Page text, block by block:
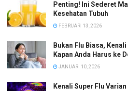
Penting! Ini Sederet
Kesehatan Tubuh
FEBRUARI 13, 2026
Bukan Flu Biasa,
Kapan Anda Harus ke
JANUARI 10, 2026
Kenali Super Flu